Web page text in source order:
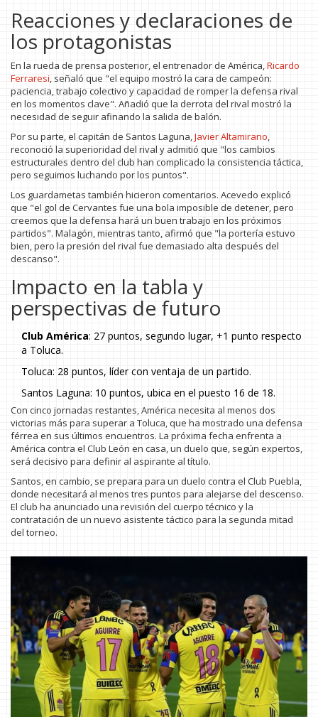
Reacciones y declaraciones de
los protagonistas
En la rueda de prensa posterior, el entrenador de América,Ricardo
Ferraresi, señaló que "el equipo mostró la cara de campeón:
paciencia, trabajo colectivo y capacidad de romper la defensa rival
en los momentos clave". Añadió que la derrota del rival mostró la
necesidad de seguir afinando la salida de balón.
Por su parte, el capitán de Santos Laguna,Javier Altamirano,
reconoció la superioridad del rival y admitió que "los cambios
estructurales dentro del club han complicado la consistencia táctica,
pero seguimos luchando por los puntos".
Los guardametas también hicieron comentarios. Acevedo explicó
que "el gol de Cervantes fue una bola imposible de detener, pero
creemos que la defensa hará un buen trabajo en los próximos
partidos". Malagón, mientras tanto, afirmó que "la portería estuvo
bien, pero la presión del rival fue demasiado alta después del
descanso".
Impacto en la tabla y
perspectivas de futuro
Club América: 27 puntos, segundo lugar, +1 punto respecto
a Toluca.
Toluca: 28 puntos, líder con ventaja de un partido.
Santos Laguna: 10 puntos, ubica en el puesto 16 de 18.
Con cinco jornadas restantes, América necesita al menos dos
victorias más para superar a Toluca, que ha mostrado una defensa
férrea en sus últimos encuentros. La próxima fecha enfrenta a
América contra el Club León en casa, un duelo que, según expertos,
será decisivo para definir al aspirante al título.
Santos, en cambio, se prepara para un duelo contra el Club Puebla,
donde necesitará al menos tres puntos para alejarse del descenso.
El club ha anunciado una revisión del cuerpo técnico y la
contratación de un nuevo asistente táctico para la segunda mitad
del torneo.